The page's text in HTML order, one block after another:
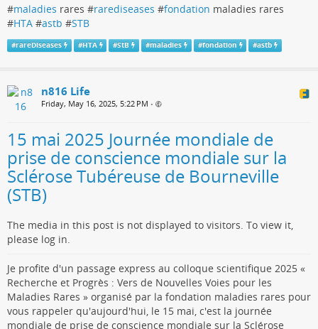
#maladies rares #rarediseases #fondation maladies rares
#HTA #astb #STB
#rareDiseases #HTA #StB #maladies #fondation #astb
n816 Life
Friday, May 16, 2025, 5:22 PM •
15 mai 2025 Journée mondiale de
prise de conscience mondiale sur la
Sclérose Tubéreuse de Bourneville
(STB)
The media in this post is not displayed to visitors. To view it,
please log in.
Je profite d'un passage express au colloque scientifique 2025 «
Recherche et Progrès : Vers de Nouvelles Voies pour les
Maladies Rares » organisé par la fondation maladies rares pour
vous rappeler qu'aujourd'hui, le 15 mai, c'est la journée
mondiale de prise de conscience mondiale sur la Sclérose